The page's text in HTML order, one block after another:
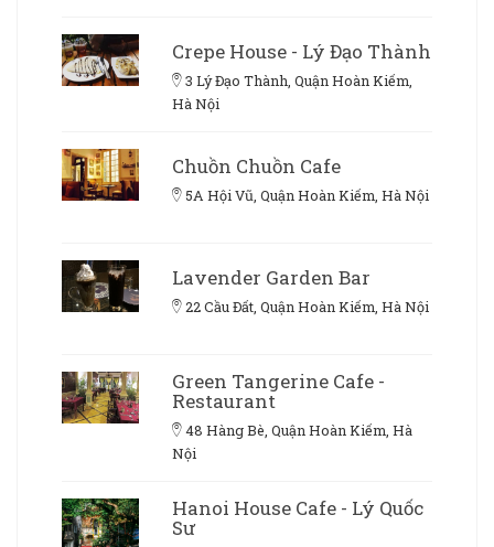
Crepe House - Lý Đạo Thành
3 Lý Đạo Thành, Quận Hoàn Kiếm,
Hà Nội
Chuồn Chuồn Cafe
5A Hội Vũ, Quận Hoàn Kiếm, Hà Nội
Lavender Garden Bar
22 Cầu Đất, Quận Hoàn Kiếm, Hà Nội
Green Tangerine Cafe -
Restaurant
48 Hàng Bè, Quận Hoàn Kiếm, Hà
Nội
Hanoi House Cafe - Lý Quốc
Sư